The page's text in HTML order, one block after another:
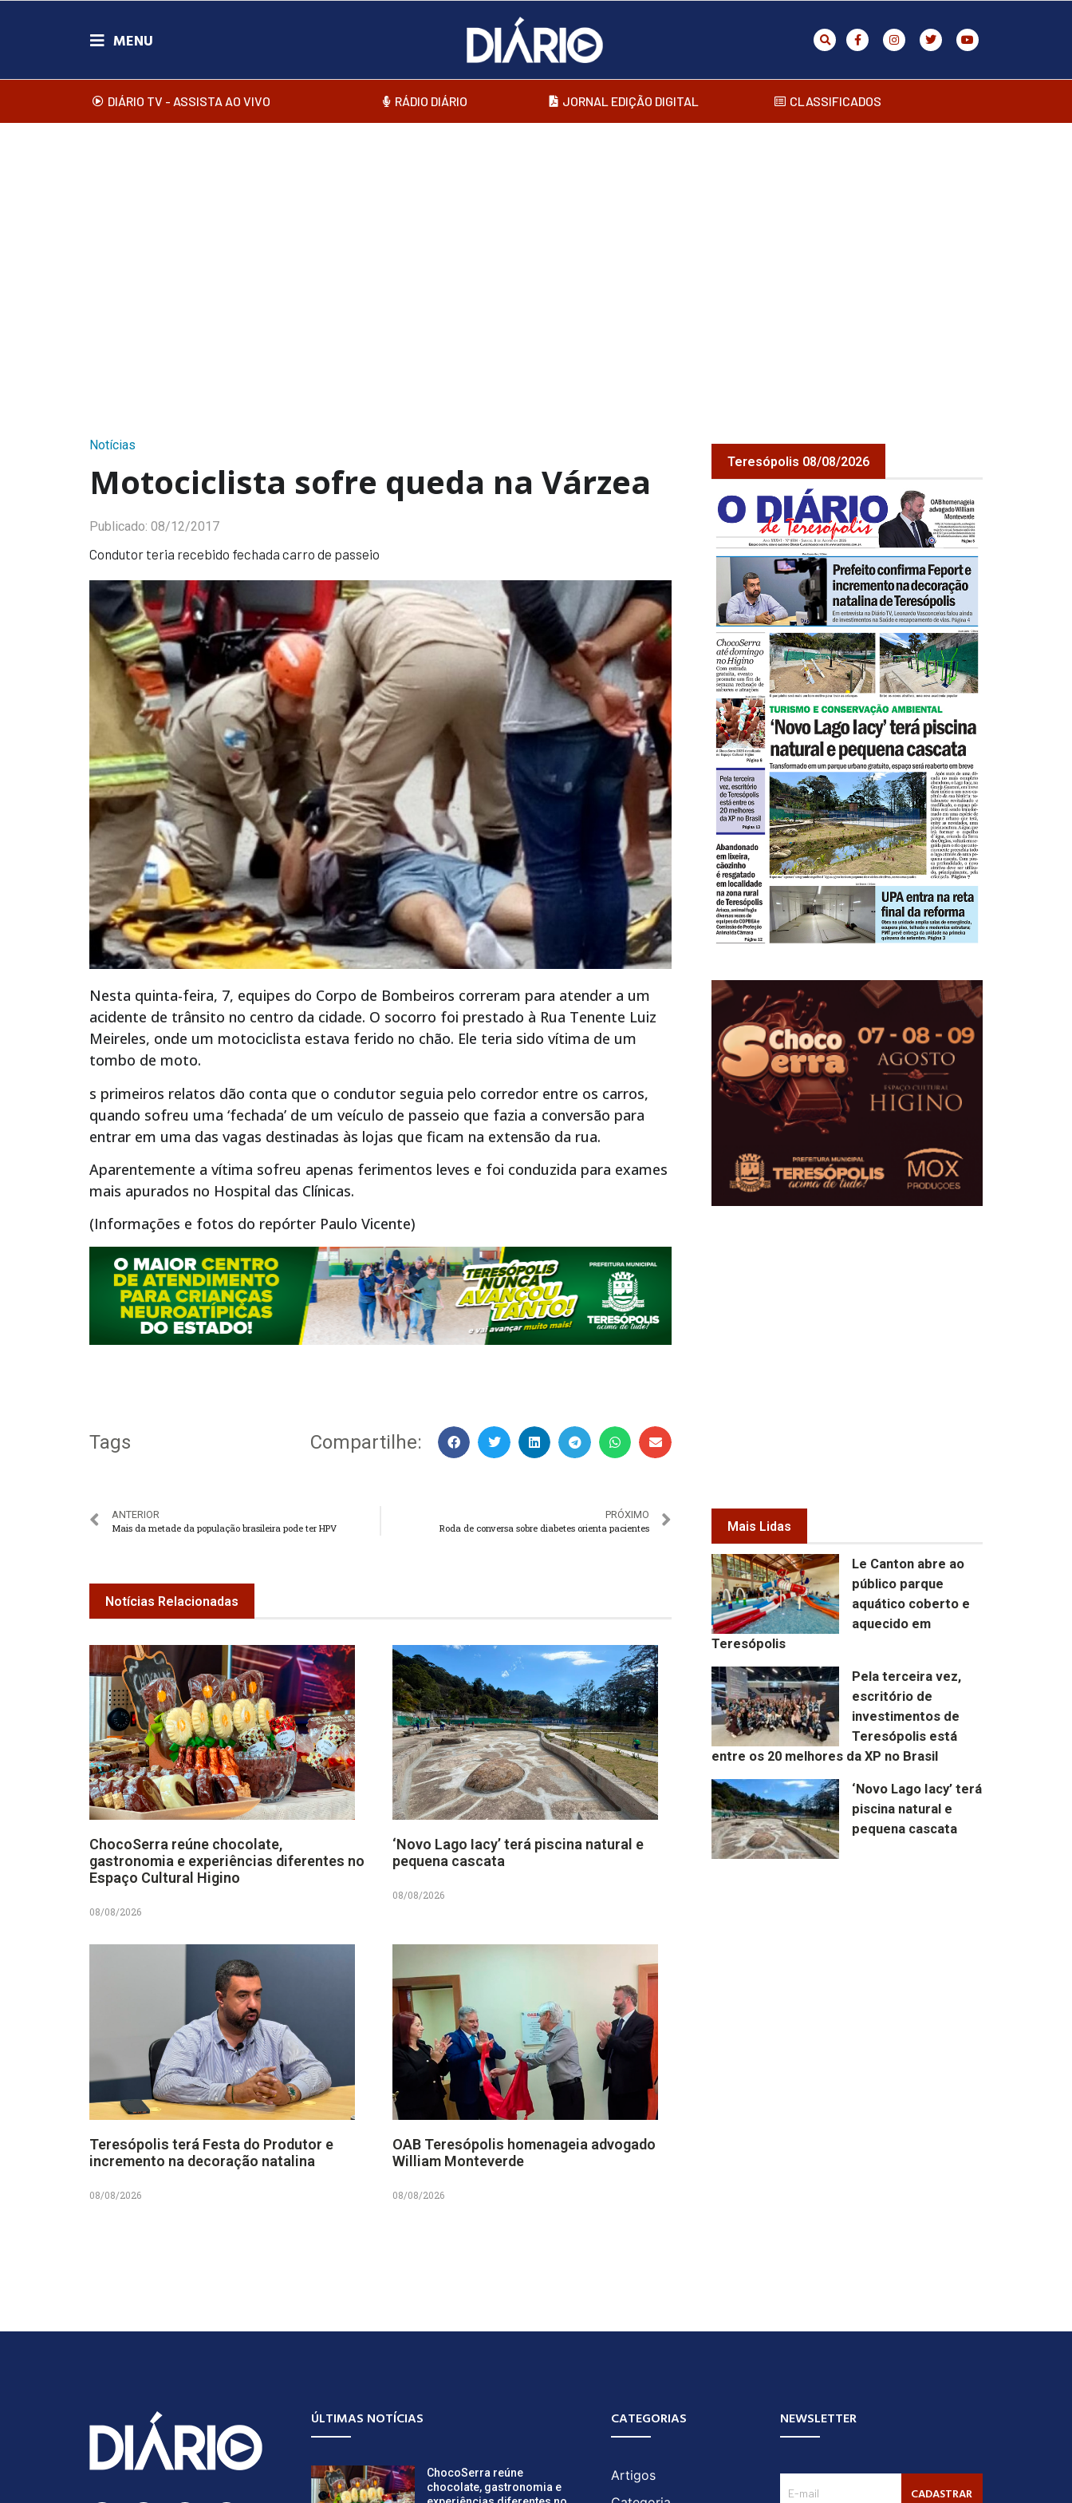
DIÁRIO TV - ASSISTA AO VIVO RÁDIO DIÁRIO JORNAL EDIÇÃO DIGITAL CLASSIFICADOS
Notícias
Motociclista sofre queda na Várzea
Publicado: 08/12/2017
Condutor teria recebido fechada carro de passeio
Nesta quinta-feira, 7, equipes do Corpo de Bombeiros correram para atender a um
acidente de trânsito no centro da cidade. O socorro foi prestado à Rua Tenente Luiz
Meireles, onde um motociclista estava ferido no chão. Ele teria sido vítima de um
tombo de moto.
s primeiros relatos dão conta que o condutor seguia pelo corredor entre os carros,
quando sofreu uma ‘fechada’ de um veículo de passeio que fazia a conversão para
entrar em uma das vagas destinadas às lojas que ficam na extensão da rua.
Aparentemente a vítima sofreu apenas ferimentos leves e foi conduzida para exames
mais apurados no Hospital das Clínicas.
(Informações e fotos do repórter Paulo Vicente)
Tags Compartilhe:
ANTERIOR
Mais da metade da população brasileira pode ter HPV
PRÓXIMO
Roda de conversa sobre diabetes orienta pacientes
Notícias Relacionadas
ChocoSerra reúne chocolate,
gastronomia e experiências diferentes no
Espaço Cultural Higino
08/08/2026
‘Novo Lago Iacy’ terá piscina natural e
pequena cascata
08/08/2026
Teresópolis terá Festa do Produtor e
incremento na decoração natalina
08/08/2026
OAB Teresópolis homenageia advogado
William Monteverde
08/08/2026
Teresópolis 08/08/2026
Mais Lidas
Le Canton abre ao
público parque
aquático coberto e
aquecido em
Teresópolis
Pela terceira vez,
escritório de
investimentos de
Teresópolis está
entre os 20 melhores da XP no Brasil
‘Novo Lago Iacy’ terá
piscina natural e
pequena cascata
ÚLTIMAS NOTÍCIAS
ChocoSerra reúne
chocolate, gastronomia e
CATEGORIAS
Artigos
NEWSLETTER
CADASTRAR